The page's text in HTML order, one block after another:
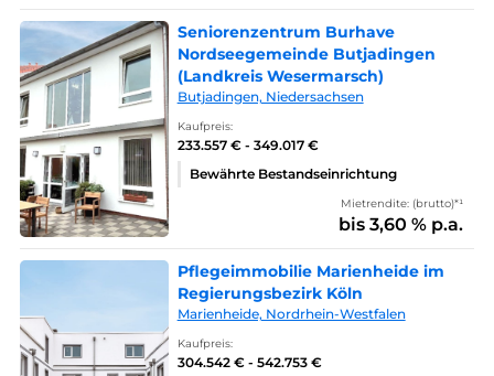
Seniorenzentrum Burhave
Nordseegemeinde Butjadingen
(Landkreis Wesermarsch)
Butjadingen, Niedersachsen
Kaufpreis:
233.557 € - 349.017 €
Bewährte Bestandseinrichtung
Mietrendite: (brutto)*¹
bis 3,60 % p.a.
Pflegeimmobilie Marienheide im
Regierungsbezirk Köln
Marienheide, Nordrhein-Westfalen
Kaufpreis:
304.542 € - 542.753 €